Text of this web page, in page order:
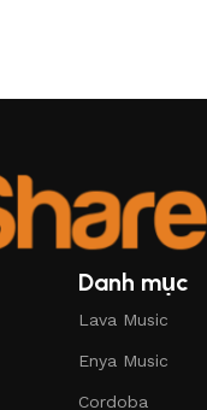
Danh mục
Lava Music
Enya Music
Cordoba